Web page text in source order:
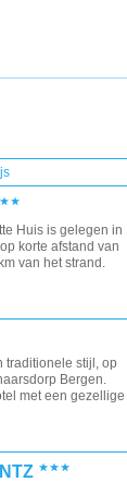
Huis is gelegen in
korte afstand van
van het strand.
traditionele stijl, op
Bergen.
met een gezellige